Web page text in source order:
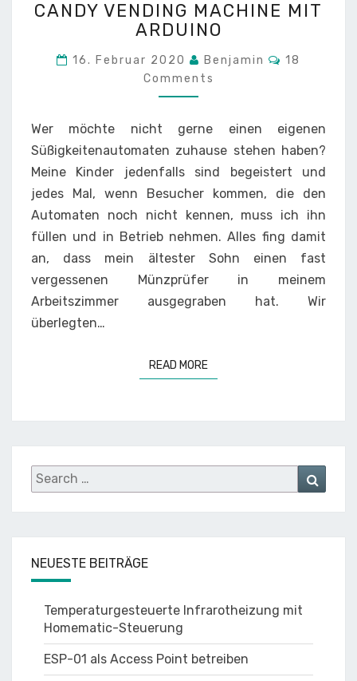
ANDY V
ENDING M
IT A
RDUINO
ANDY VENDING MACHINE MIT A
RDUINO
16. Februar 2020 Benjamin Comments
18
Comments
Wer möchte nicht gerne einen eigenen
Süßigkeitenautomaten zuhause stehen haben?
Meine Kinder jedenfalls sind begeistert und
jedes Mal, wenn Besucher kommen, die den
Automaten noch nicht kennen, muss ich ihn
füllen und in Betrieb nehmen. Alles fing damit
an, dass mein ältester Sohn einen fast
vergessenen Münzprüfer in meinem
Arbeitszimmer ausgegraben hat. Wir
überlegten…
READ MOREREAD MORE
Search
for:
NEUESTE BEITRÄGE
Temperaturgesteuerte Infrarotheizung mit
Homematic-Steuerung
ESP-01 als Access Point betreiben